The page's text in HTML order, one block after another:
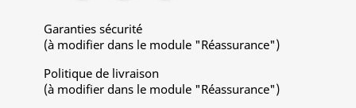
Garanties sécurité
(à modifier dans le module "Réassurance")
Politique de livraison
(à modifier dans le module "Réassurance")